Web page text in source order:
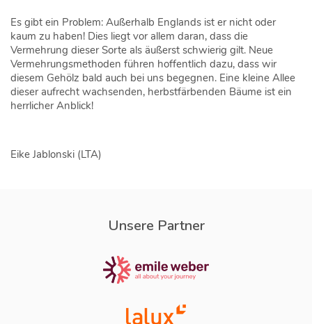
Es gibt ein Problem: Außerhalb Englands ist er nicht oder
kaum zu haben! Dies liegt vor allem daran, dass die
Vermehrung dieser Sorte als äußerst schwierig gilt. Neue
Vermehrungsmethoden führen hoffentlich dazu, dass wir
diesem Gehölz bald auch bei uns begegnen. Eine kleine Allee
dieser aufrecht wachsenden, herbstfärbenden Bäume ist ein
herrlicher Anblick!
Eike Jablonski (LTA)
Unsere Partner